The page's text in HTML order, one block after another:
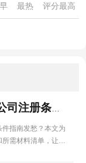
最热 评分最高
指南发愁？本文为
需材料清单，让企